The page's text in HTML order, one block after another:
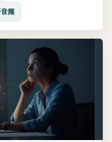
指出“这是不是侵权”时，首
就是先行技术调查。二十
馆翻资料开始。
频